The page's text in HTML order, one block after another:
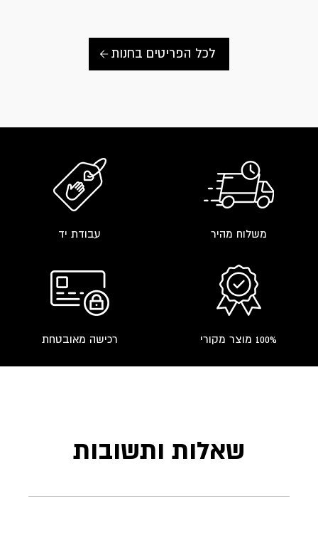
לכל הפריטים בחנות
משלוח מהיר עבודת יד
100% מוצר מקורי רכישה מאובטחת
שאלות ותשובות